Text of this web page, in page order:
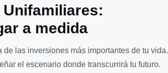
a medida
las inversiones más importantes de tu vida.
el escenario donde transcurrirá tu futuro.